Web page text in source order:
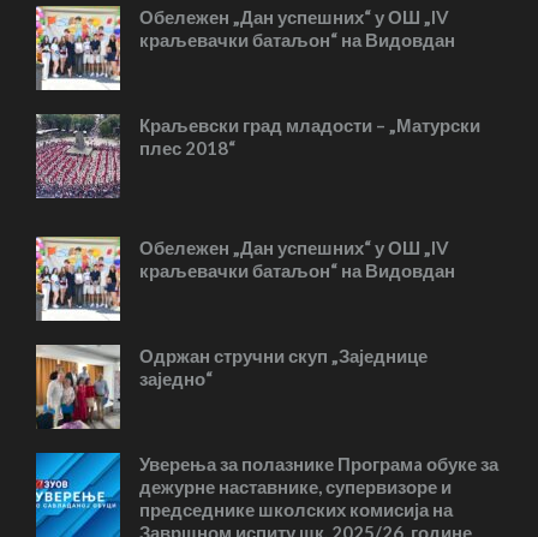
Обележен „Дан успешних“ у ОШ „IV
краљевачки батаљон“ на Видовдан
Краљевски град младости – „Матурски
плес 2018“
Обележен „Дан успешних“ у ОШ „IV
краљевачки батаљон“ на Видовдан
Одржан стручни скуп „Заједнице
заједно“
Уверења за полазнике Програмa обуке за
дежурне наставнике, супервизоре и
председнике школских комисија на
Завршном испиту шк. 2025/26. године